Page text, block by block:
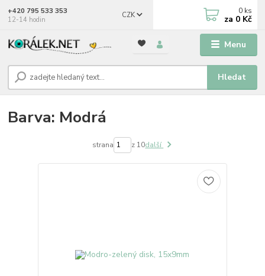
Menu
CZK
Hledat
+420 795 533 353
12-14 hodin
0 ks
za 0 Kč
Barva: Modrá
strana z 10další